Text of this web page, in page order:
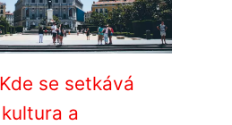
se setkává
a